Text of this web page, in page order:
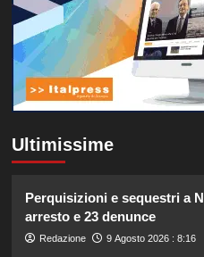
Ultimissime
Perquisizioni e sequestri a
arresto e 23 denunce
Redazione 9 Agosto 2026 : 8:16